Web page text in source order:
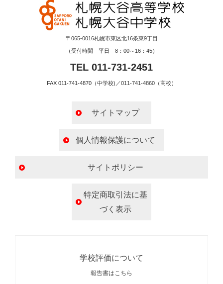
〒065-0016札幌市東区北16条東9丁目
（受付時間 平日 8：00～16：45）
TEL 011-731-2451
FAX 011-741-4870（中学校)／011-741-4860（高校）
サイトマップ
個人情報保護について
サイトポリシー
特定商取引法に基
づく表示
学校評価について
報告書はこちら